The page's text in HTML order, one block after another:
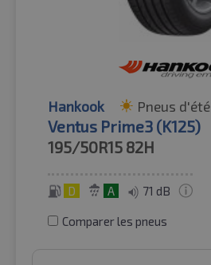
Hankook Pneus d'été
Ventus Prime3 (K125)
195/50R15 82H
D A 71 dB
Comparer les pneus